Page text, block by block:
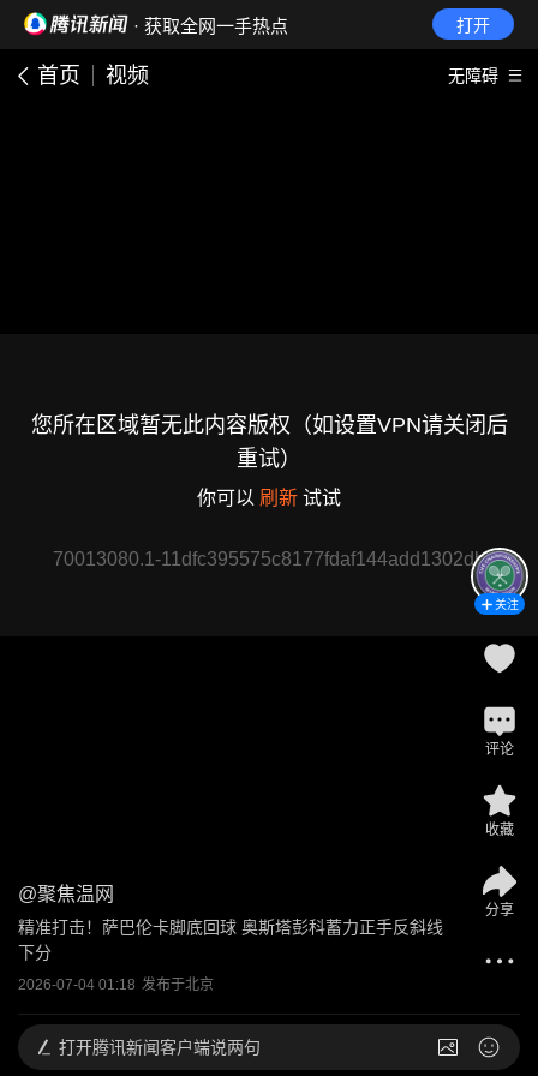
· 获取全网一手热点 打开
首页 视频 无障碍
您所在区域暂无此内容版权（如设置VPN请关闭后
重试）
你可以 刷新 试试
70013080.1-11dfc395575c8177fdaf144add1302db
@聚焦温网
精准打击！萨巴伦卡脚底回球 奥斯塔彭科蓄力正手反斜线
下分
2026-07-04 01:18 发布于北京
关注
评论
收藏
分享
打开腾讯新闻客户端说两句